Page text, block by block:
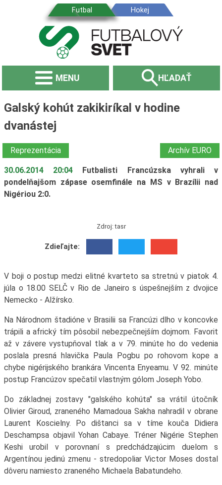
MENU HĽADAŤ
Galský kohút zakikiríkal v hodine
dvanástej
Reprezentácia Archív EURO
30.06.2014 20:04
Futbalisti Francúzska vyhrali v
pondelňajšom zápase osemfinále na MS v Brazílii nad
Nigériou 2:0.
Zdroj: tasr
Zdieľajte:
V boji o postup medzi elitné kvarteto sa stretnú v piatok 4.
júla o 18.00 SELČ v Rio de Janeiro s úspešnejším z dvojice
Nemecko - Alžírsko.
Na Národnom štadióne v Brasilii sa Francúzi dlho v koncovke
trápili a africký tím pôsobil nebezpečnejším dojmom. Favorit
až v závere vystupňoval tlak a v 79. minúte ho do vedenia
poslala presná hlavička Paula Pogbu po rohovom kope a
chybe nigérijského brankára Vincenta Enyeamu. V 92. minúte
postup Francúzov spečatil vlastným gólom Joseph Yobo.
Do základnej zostavy "galského kohúta" sa vrátil útočník
Olivier Giroud, zraneného Mamadoua Sakha nahradil v obrane
Laurent Koscielny. Po dištanci sa v tíme kouča Didiera
Deschampsa objavil Yohan Cabaye. Tréner Nigérie Stephen
Keshi urobil v porovnaní s predchádzajúcim duelom s
Argentínou jedinú zmenu - stredopoliar Victor Moses dostal
dôveru namiesto zraneného Michaela Babatundeho.